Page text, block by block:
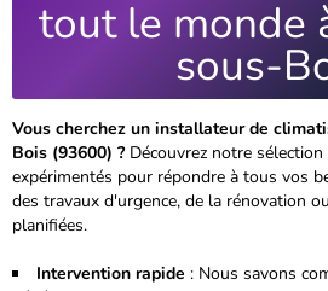
tout le monde
sous-
Vous cherchez un installateur de
Bois (93600) ?Découvrez notre
expérimentés pour répondre à tous vos
des travaux d'urgence, de la rénovation
planifiées.
Intervention rapide : Nous savons